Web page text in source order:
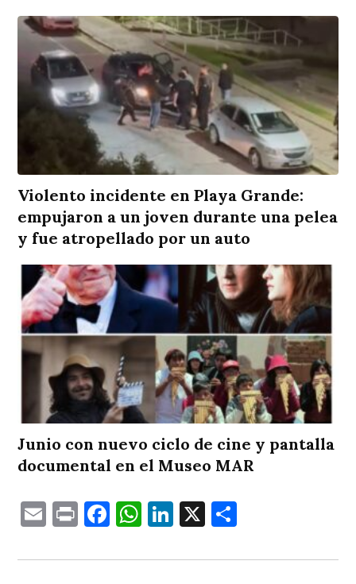
Violento incidente en Playa Grande:
empujaron a un joven durante una pelea
y fue atropellado por un auto
Junio con nuevo ciclo de cine y pantalla
documental en el Museo MAR
EmailPrintFacebook
WhatsApp
LinkedIn
X